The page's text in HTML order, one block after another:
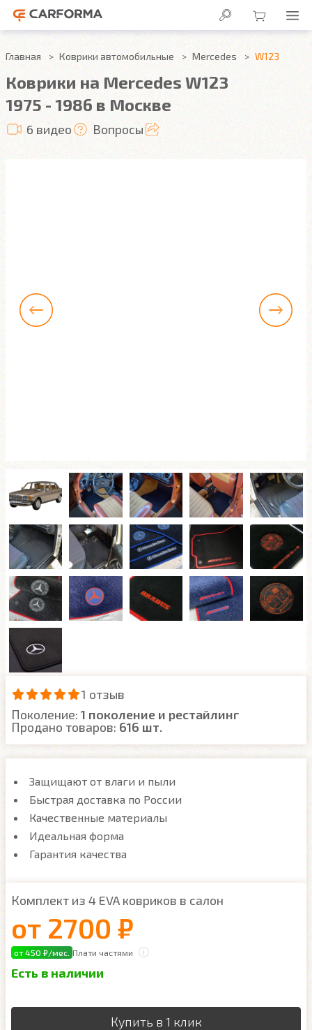
Главная Коврики автомобильные Mercedes W123
Коврики на Mercedes W123
1975 - 1986 в Москве
6 видео Вопросы
1 отзыв
Поколение: 1 поколение и рестайлинг
Продано товаров: 616 шт.
Защищают от влаги и пыли
Быстрая доставка по России
Качественные материалы
Идеальная форма
Гарантия качества
Комплект из 4 EVA ковриков в салон
от 2700 ₽
от 450 ₽/мес. Плати частями
Есть в наличии
Купить в 1 клик